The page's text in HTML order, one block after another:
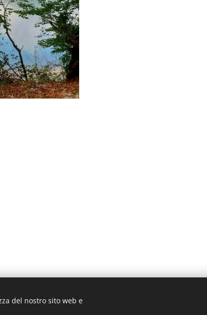
Franco Rustichelli di Scandiano. Tutti i diritti riservati.
del nostro sito web e